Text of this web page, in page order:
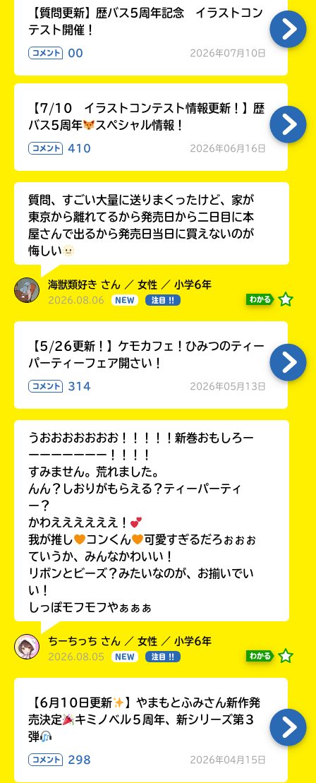
【質問更新】歴バス5周年記念 イラストコン
テスト開催！
コメント 00 2026年07月10日
【7/10 イラストコンテスト情報更新！】歴
バス5周年
スペシャル情報！
コメント 410 2026年06月16日
質問、すごい大量に送りまくったけど、家が
東京から離れてるから発売日から二日目に本
屋さんで出るから発売日当日に買えないのが
悔しい
海獣類好き さん ／ 女性 ／ 小学6年
2026.08.06 NEW 注目 !! わかる
【5/26更新！】ケモカフェ！ひみつのティー
パーティーフェア開さい！
コメント 314 2026年05月13日
うおおおおおおお！！！！！新巻おもしろー
ーーーーーーー！！！！
すみません。荒れました。
んん？しおりがもらえる？ティーパーティ
ー？
かわええええええ！
我が推し
コンくん
可愛すぎるだろぉぉぉ
ていうか、みんなかわいい！
リボンとビーズ？みたいなのが、お揃いでい
い！
しっぽモフモフやぁぁぁ
ちーちっち さん ／ 女性 ／ 小学6年
2026.08.05 NEW 注目 !! わかる
【6月10日更新
】やまもとふみさん新作発
売決定
キミノベル５周年、新シリーズ第３
弾
コメント 298 2026年04月15日